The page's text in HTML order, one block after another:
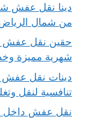
من شمال الرياض
شهرية مميزة وخصم20%لنقل
تنافسية لنقل وتغليف